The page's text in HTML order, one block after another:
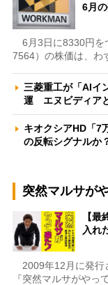
6月
6月3日に8330円を
7564）の株価は、わ
三菱重工が「AIイ
運 エヌビディア
キオクシアHD「7
の反転シグナル
突然マルサが
【
入れ
2009年12月に発行
『突然マルサがやっ